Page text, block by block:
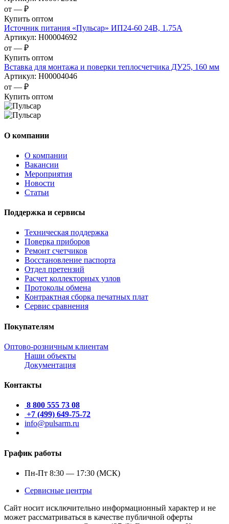
от — ₽
Купить оптом
Источник питания «Пульсар» ИП24-60 24В, 1.75А
Артикул: Н00004692
от — ₽
Купить оптом
Вставка для монтажа и поверки теплосчетчика ДУ25, 160 мм
Артикул: Н00004046
от — ₽
Купить оптом
О компании
О компании
Вакансии
Мероприятия
Новости
Статьи
Поддержка и сервисы
Техническая поддержка
Поверка приборов
Ремонт счетчиков
Восстановление паспорта
Отдел претензий
Расчет коллекторных узлов
Протоколы обмена
Контрактная сборка печатных плат
Сервис сравнения
Покупателям
Оптово-розничным клиентам
Наши объекты
Документация
Контакты
8 800 555 73 08
+7 (499) 649-75-72
info@pulsarm.ru
График работы
Пн-Пт 8:30 — 17:30 (МСК)
Сервисные центры
Сайт носит исключительно информационный характер и не
может рассматриваться в качестве публичной оферты